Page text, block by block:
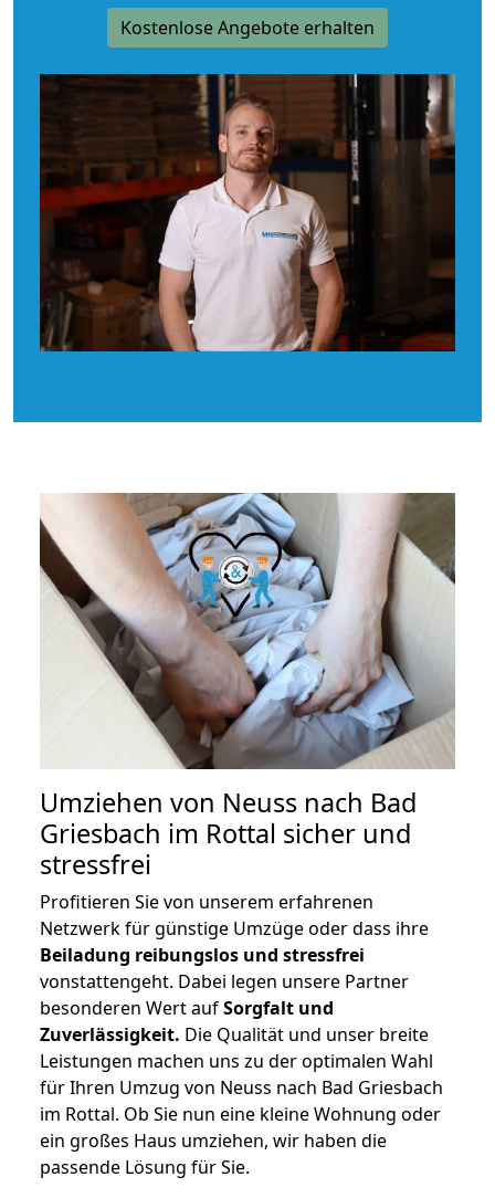
Kostenlose Angebote erhalten
Umziehen von Neuss nach Bad
Griesbach im Rottal sicher und
stressfrei
Profitieren Sie von unserem erfahrenen
Netzwerk für günstige Umzüge oder dass ihre
Beiladung reibungslos und stressfrei
vonstattengeht. Dabei legen unsere Partner
besonderen Wert aufSorgfalt und
Zuverlässigkeit. Die Qualität und unser breite
Leistungen machen uns zu der optimalen Wahl
für Ihren Umzug von Neuss nach Bad Griesbach
im Rottal. Ob Sie nun eine kleine Wohnung oder
ein großes Haus umziehen, wir haben die
passende Lösung für Sie.